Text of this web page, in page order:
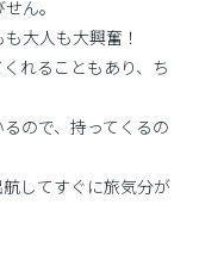
ん。
大人も大興奮！
れることもあり、ち
ので、持ってくるの
してすぐに旅気分が